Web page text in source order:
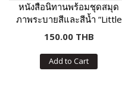
หนังสือนิทานพร้อมชุดสมุด
ภาพระบายสีและสีน้ำ “Little
Artist : Animals” ปกฟ้า
150.00 THB
Add to Cart